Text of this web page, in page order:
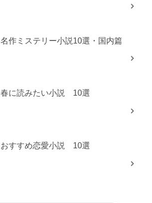
名作ミステリー小説10選・国内篇
春に読みたい小説 10選
おすすめ恋愛小説 10選